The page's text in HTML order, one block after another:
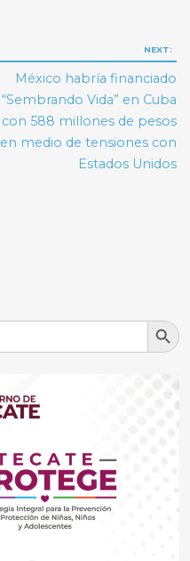
NEXT:
México habría financiado
“Sembrando Vida” en Cuba
con 588 millones de pesos
en medio de tensiones con
Estados Unidos
Search